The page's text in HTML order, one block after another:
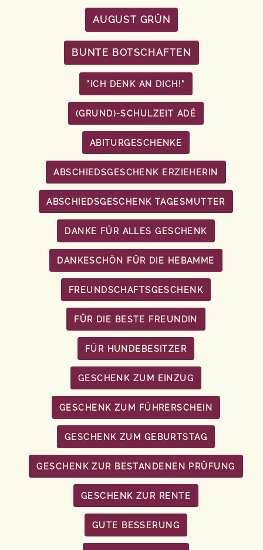
AUGUST GRÜN
BUNTE BOTSCHAFTEN
"ICH DENK AN DICH!"
(GRUND)-SCHULZEIT ADÉ
ABITURGESCHENKE
ABSCHIEDSGESCHENK ERZIEHERIN
ABSCHIEDSGESCHENK TAGESMUTTER
DANKE FÜR ALLES GESCHENK
DANKESCHÖN FÜR DIE HEBAMME
FREUNDSCHAFTSGESCHENK
FÜR DIE BESTE FREUNDIN
FÜR HUNDEBESITZER
GESCHENK ZUM EINZUG
GESCHENK ZUM FÜHRERSCHEIN
GESCHENK ZUM GEBURTSTAG
GESCHENK ZUR BESTANDENEN PRÜFUNG
GESCHENK ZUR RENTE
GUTE BESSERUNG